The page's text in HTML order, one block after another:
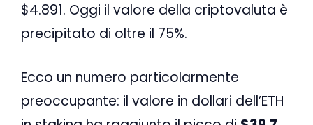
$4.891. Oggi il valore della criptovaluta è
precipitato di oltre il 75%.
Ecco un numero particolarmente
preoccupante: il valore in dollari dell’ETH